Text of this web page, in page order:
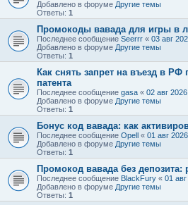
Добавлено в форуме Другие темы
Ответы: 1
Промокоды вавада для игры в
Последнее сообщение Seerrr « 03 авг
Добавлено в форуме Другие темы
Ответы: 1
Как снять запрет на въезд в РФ
патента
Последнее сообщение gasa « 02 авг
Добавлено в форуме Другие темы
Ответы: 1
Бонус код вавада: как
Последнее сообщение Opell « 01 авг
Добавлено в форуме Другие темы
Ответы: 1
Промокод вавада без
Последнее сообщение BlackFury « 01
Добавлено в форуме Другие темы
Ответы: 1